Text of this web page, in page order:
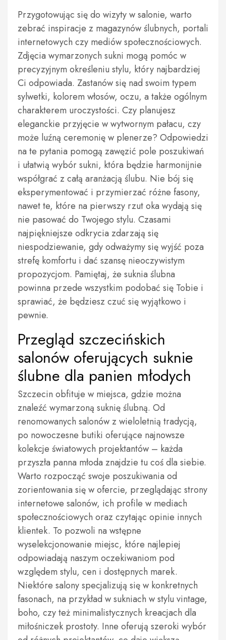
Przygotowując się do wizyty w salonie, warto
zebrać inspiracje z magazynów ślubnych, portali
internetowych czy mediów społecznościowych.
Zdjęcia wymarzonych sukni mogą pomóc w
precyzyjnym określeniu stylu, który najbardziej
Ci odpowiada. Zastanów się nad swoim typem
sylwetki, kolorem włosów, oczu, a także ogólnym
charakterem uroczystości. Czy planujesz
eleganckie przyjęcie w wytwornym pałacu, czy
może luźną ceremonię w plenerze? Odpowiedzi
na te pytania pomogą zawęzić pole poszukiwań
i ułatwią wybór sukni, która będzie harmonijnie
współgrać z całą aranżacją ślubu. Nie bój się
eksperymentować i przymierzać różne fasony,
nawet te, które na pierwszy rzut oka wydają się
nie pasować do Twojego stylu. Czasami
najpiękniejsze odkrycia zdarzają się
niespodziewanie, gdy odważymy się wyjść poza
strefę komfortu i dać szansę nieoczywistym
propozycjom. Pamiętaj, że suknia ślubna
powinna przede wszystkim podobać się Tobie i
sprawiać, że będziesz czuć się wyjątkowo i
pewnie.
Przegląd szczecińskich
salonów oferujących suknie
ślubne dla panien młodych
Szczecin obfituje w miejsca, gdzie można
znaleźć wymarzoną suknię ślubną. Od
renomowanych salonów z wieloletnią tradycją,
po nowoczesne butiki oferujące najnowsze
kolekcje światowych projektantów – każda
przyszła panna młoda znajdzie tu coś dla siebie.
Warto rozpocząć swoje poszukiwania od
zorientowania się w ofercie, przeglądając strony
internetowe salonów, ich profile w mediach
społecznościowych oraz czytając opinie innych
klientek. To pozwoli na wstępne
wyselekcjonowanie miejsc, które najlepiej
odpowiadają naszym oczekiwaniom pod
względem stylu, cen i dostępnych marek.
Niektóre salony specjalizują się w konkretnych
fasonach, na przykład w sukniach w stylu vintage,
boho, czy też minimalistycznych kreacjach dla
miłośniczek prostoty. Inne oferują szeroki wybór